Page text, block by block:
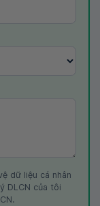
dữ liệu cá nhân
DLCN của tôi